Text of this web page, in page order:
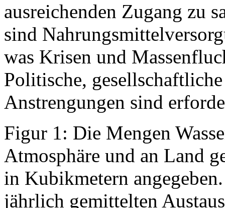
ausreichenden Zugang zu
sind
was Krisen und
Politische,
Anstrengungen sind
Figur 1: Die Mengen
Atmosphäre und an Land
in Kubikmetern
jährlich gemittelten